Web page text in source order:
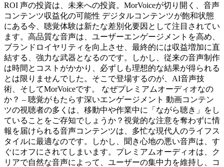
ROI 声の投資は、未来への投資。MorVoiceが切り開く、音声
コンテンツ収益化の可能性 デジタルコンテンツが飽和状態
にある今、聴覚体験は新たな差別化要因として注目されてい
ます。高品質な音声は、ユーザーエンゲージメントを高め、
ブランドロイヤリティを向上させ、最終的には収益増加に直
結する、強力な武器となるのです。しかし、従来の音声制作
は時間とコストがかかり、必ずしも理想的な結果が得られる
とは限りませんでした。そこで登場するのが、AI音声技
術、そしてMorVoiceです。 なぜプレミアムオーディオなの
か？ – 聴覚がもたらす深いエンゲージメント 動画コンテン
ツの視聴者の多くは、移動中や作業中に「ながら聴き」をし
ていることをご存知でしょうか？視覚的な注意を奪わずに情
報を届けられる音声コンテンツは、多忙な現代人のライフス
タイルに最適なのです。しかし、聞き心地の悪い音声は、す
ぐにオフにされてしまいます。プレミアムオーディオは、ク
リアで自然な音声によって、ユーザーの集中力を維持し、コ